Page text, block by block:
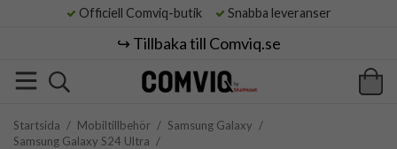
Officiell Comviq-butik Snabba leveranser
↪️ Tillbaka till Comviq.se
Startsida / Mobiltillbehör / Samsung Galaxy /
Samsung Galaxy S24 Ultra /